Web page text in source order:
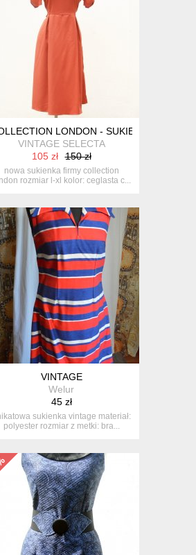
KOKTAJLOWALONDON - SUKIENKA RETRO
VINTAGE SELECTA
105 zł
150 zł
nowa sukienka firmy collection
rozmiar l-xl kolor: ceglasta c...
VINTAGE
Welur
45 zł
sukienka vintage materiał:
polyester rozmiar z metki: bra...